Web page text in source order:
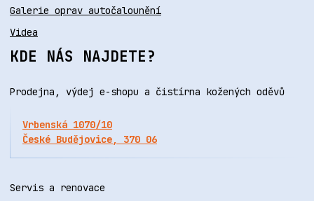
Galerie oprav autočalounění
Videa
KDE NÁS NAJDETE?
Prodejna, výdej e-shopu a čistírna kožených oděvů
Vrbenská 1070/10
České Budějovice, 370 06
Servis a renovace